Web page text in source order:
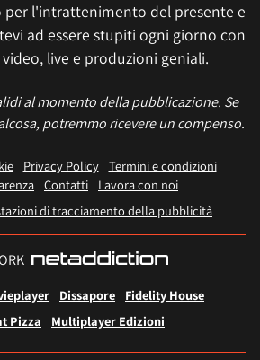
l'intrattenimento del presente e
ad essere stupiti ogni giorno con
live e produzioni geniali.
al momento della pubblicazione. Se
potremmo ricevere un compenso.
Privacy Policy
Termini e condizioni
Contatti
Lavora con noi
di tracciamento della pubblicità
Dissapore
Fidelity House
Pizza
Multiplayer Edizioni